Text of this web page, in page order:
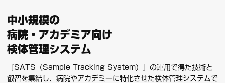
中小規模の
病院・アカデミア向け
検体管理システム
『SATS（Sample Tracking System）』の運用で得た技術と
叡智を集結し、病院やアカデミーに特化させた検体管理システムで